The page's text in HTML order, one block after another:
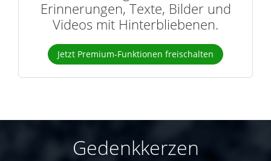
Erinnerungen, Texte, Bilder und
Videos mit Hinterbliebenen.
Jetzt Premium-Funktionen freischalten
Gedenkkerzen